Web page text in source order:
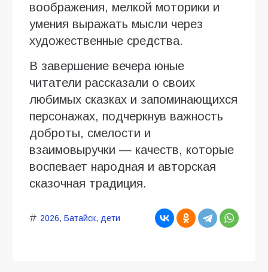
воображения, мелкой моторики и
умения выражать мысли через
художественные средства.
В завершение вечера юные
читатели рассказали о своих
любимых сказках и запоминающихся
персонажах, подчеркнув важность
доброты, смелости и
взаимовыручки — качеств, которые
воспевает народная и авторская
сказочная традиция.
2026, Батайск, дети